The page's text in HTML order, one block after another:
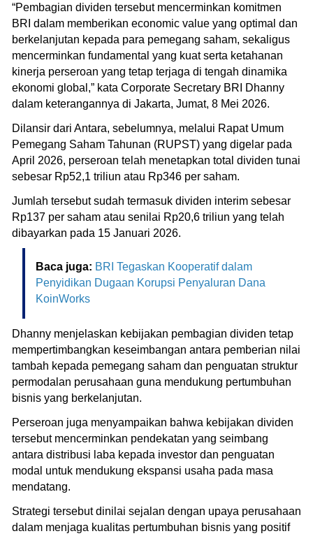
“Pembagian dividen tersebut mencerminkan komitmen
BRI dalam memberikan economic value yang optimal dan
berkelanjutan kepada para pemegang saham, sekaligus
mencerminkan fundamental yang kuat serta ketahanan
kinerja perseroan yang tetap terjaga di tengah dinamika
ekonomi global,” kata Corporate Secretary BRI Dhanny
dalam keterangannya di Jakarta, Jumat, 8 Mei 2026.
Dilansir dari Antara, sebelumnya, melalui Rapat Umum
Pemegang Saham Tahunan (RUPST) yang digelar pada
April 2026, perseroan telah menetapkan total dividen tunai
sebesar Rp52,1 triliun atau Rp346 per saham.
Jumlah tersebut sudah termasuk dividen interim sebesar
Rp137 per saham atau senilai Rp20,6 triliun yang telah
dibayarkan pada 15 Januari 2026.
Baca juga: BRI Tegaskan Kooperatif dalam
Penyidikan Dugaan Korupsi Penyaluran Dana
KoinWorks
Dhanny menjelaskan kebijakan pembagian dividen tetap
mempertimbangkan keseimbangan antara pemberian nilai
tambah kepada pemegang saham dan penguatan struktur
permodalan perusahaan guna mendukung pertumbuhan
bisnis yang berkelanjutan.
Perseroan juga menyampaikan bahwa kebijakan dividen
tersebut mencerminkan pendekatan yang seimbang
antara distribusi laba kepada investor dan penguatan
modal untuk mendukung ekspansi usaha pada masa
mendatang.
Strategi tersebut dinilai sejalan dengan upaya perusahaan
dalam menjaga kualitas pertumbuhan bisnis yang positif